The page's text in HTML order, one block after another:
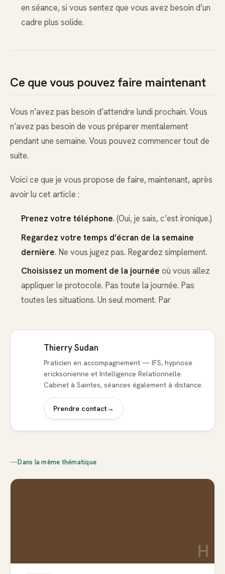
en séance, si vous sentez que vous avez besoin d’un
cadre plus solide.
Ce que vous pouvez faire maintenant
Vous n’avez pas besoin d’attendre lundi prochain. Vous
n’avez pas besoin de vous préparer mentalement
pendant une semaine. Vous pouvez commencer tout de
suite.
Voici ce que je vous propose de faire, maintenant, après
avoir lu cet article :
Prenez votre téléphone. (Oui, je sais, c’est ironique.)
Regardez votre temps d’écran de la semaine
dernière. Ne vous jugez pas. Regardez simplement.
Choisissez un moment de la journée où vous allez
appliquer le protocole. Pas toute la journée. Pas
toutes les situations. Un seul moment. Par
Thierry Sudan
Praticien en accompagnement — IFS, hypnose
ericksonienne et Intelligence Relationnelle.
Cabinet à Saintes, séances également à distance.
Prendre contact→
—Dans la même thématique
H